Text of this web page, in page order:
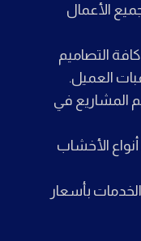
الأعمال
التصاميم
العميل.
المشاريع في
الأخشاب
بأسعار